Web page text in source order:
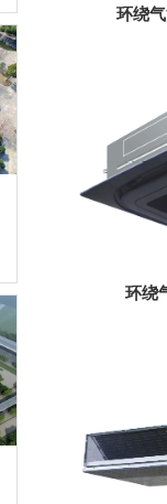
环绕
环绕